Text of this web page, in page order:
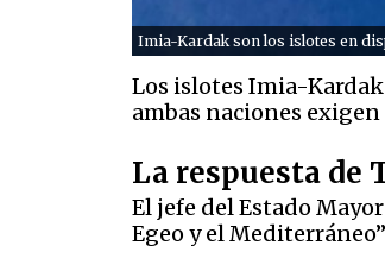
Imia-Kardak son los islotes en
Los islotes Imia-
ambas naciones
La respuesta de
El jefe del Estado
Egeo y el